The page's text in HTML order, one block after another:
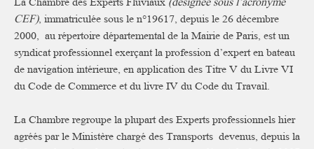
CEF), immatriculée sous le n°19617, depuis le 26 décembre
2000, au répertoire départemental de la Mairie de Paris, est un
syndicat professionnel exerçant la profession d’expert en bateau
de navigation intérieure, en application des Titre V du Livre VI
du Code de Commerce et du livre IV du Code du Travail.
La Chambre regroupe la plupart des Experts professionnels hier
agréés par le Ministère chargé des Transports devenus, depuis la